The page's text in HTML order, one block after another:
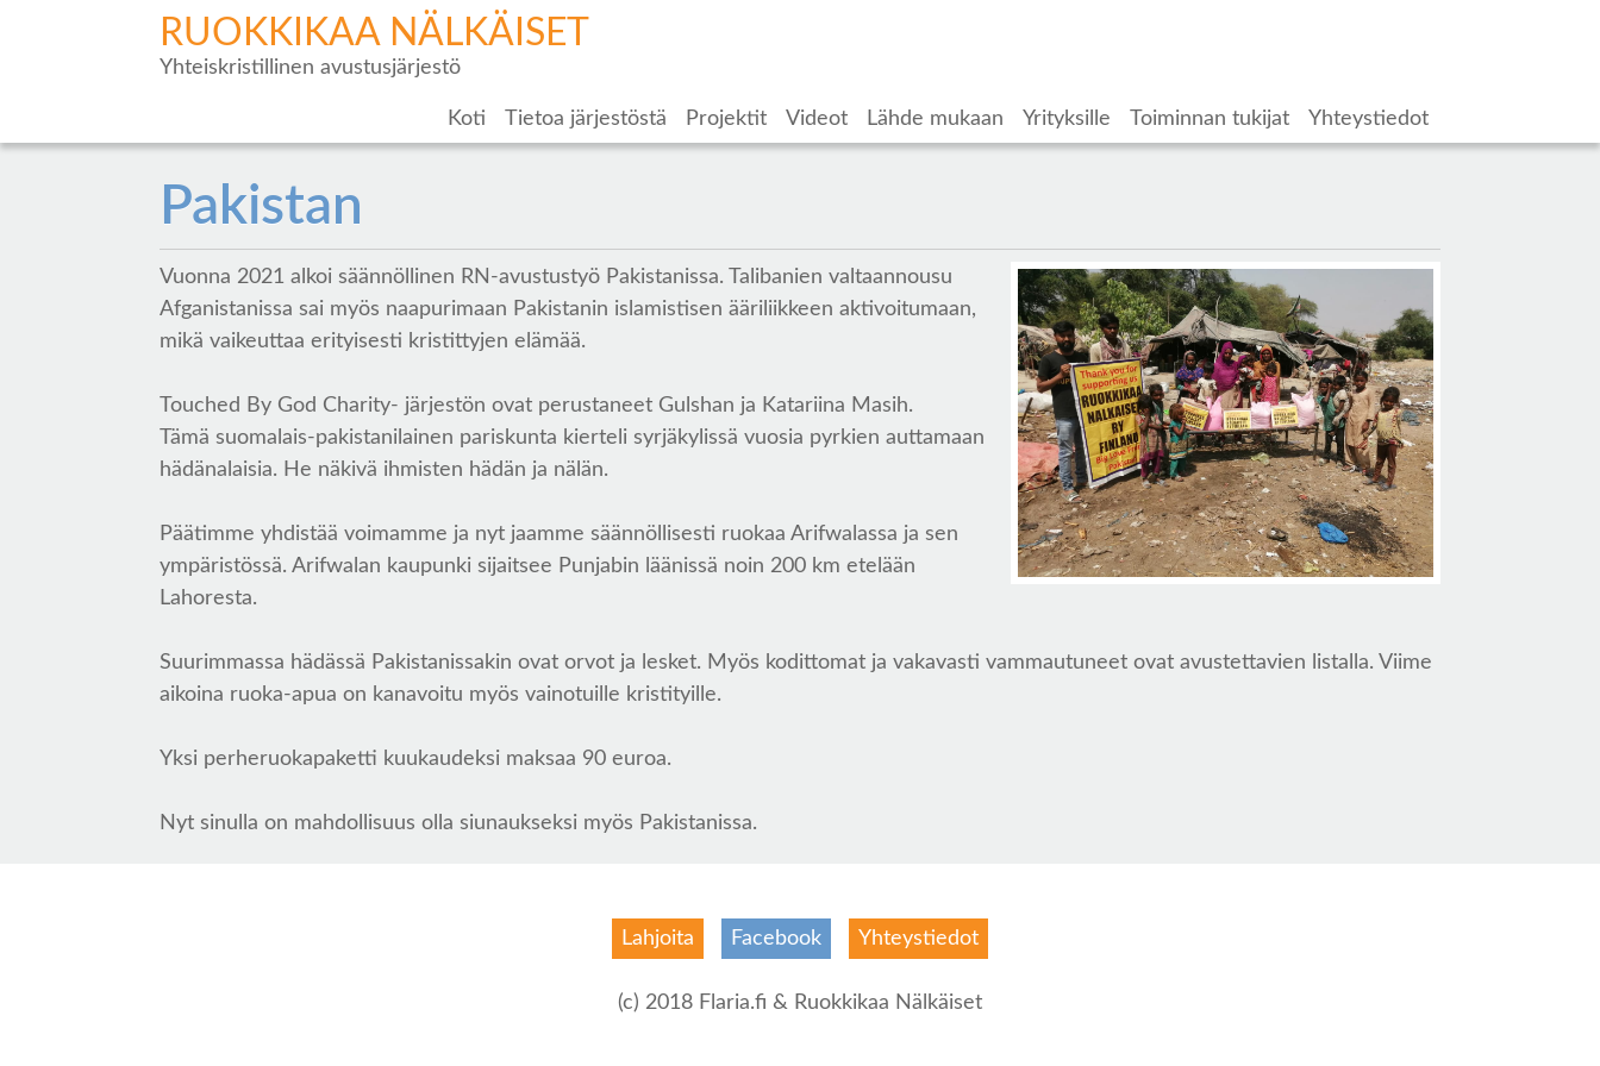
RUOKKIKAA NÄLKÄISET
Yhteiskristillinen avustusjärjestö
Koti Tietoa järjestöstä Projektit Videot Lähde mukaan Yrityksille Toiminnan tukijat Yhteystiedot
Pakistan
Vuonna 2021 alkoi säännöllinen RN-avustustyö Pakistanissa. Talibanien valtaannousu
Afganistanissa sai myös naapurimaan Pakistanin islamistisen ääriliikkeen aktivoitumaan,
mikä vaikeuttaa erityisesti kristittyjen elämää.
Touched By God Charity- järjestön ovat perustaneet Gulshan ja Katariina Masih.
Tämä suomalais-pakistanilainen pariskunta kierteli syrjäkylissä vuosia pyrkien auttamaan
hädänalaisia. He näkivä ihmisten hädän ja nälän.
Päätimme yhdistää voimamme ja nyt jaamme säännöllisesti ruokaa Arifwalassa ja sen
ympäristössä. Arifwalan kaupunki sijaitsee Punjabin läänissä noin 200 km etelään
Lahoresta.
Suurimmassa hädässä Pakistanissakin ovat orvot ja lesket. Myös kodittomat ja vakavasti vammautuneet ovat avustettavien listalla. Viime
aikoina ruoka-apua on kanavoitu myös vainotuille kristityille.
Yksi perheruokapaketti kuukaudeksi maksaa 90 euroa.
Nyt sinulla on mahdollisuus olla siunaukseksi myös Pakistanissa.
Lahjoita Facebook Yhteystiedot
(c) 2018 Flaria.fi & Ruokkikaa Nälkäiset